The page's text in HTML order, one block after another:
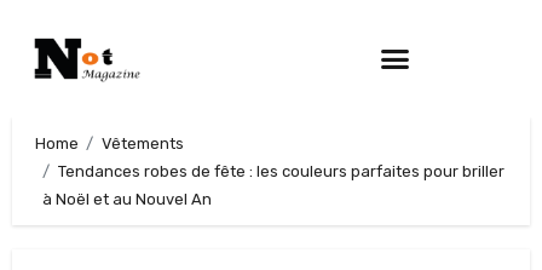
Home
Vêtements
Tendances robes de fête : les couleurs parfaites pour briller
à Noël et au Nouvel An